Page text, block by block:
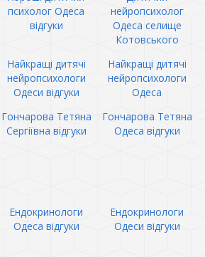
психолог Одеса
відгуки
нейропсихолог
Одеса селище
Котовського
Найкращі дитячі
нейропсихологи
Одеси відгуки
Найкращі дитячі
нейропсихологи
Одеса
Гончарова Тетяна
Сергіївна відгуки
Гончарова Тетяна
Одеса відгуки
Ендокринологи
Одеса відгуки
Ендокринологи
Одеси відгуки